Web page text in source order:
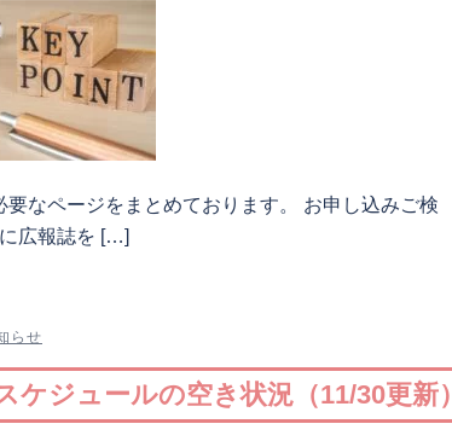
なページをまとめております。 お申し込みご検
広報誌を […]
らせ
ジュールの空き状況（11/30更新）